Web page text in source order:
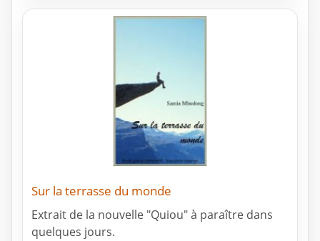
Sur la terrasse du monde
Extrait de la nouvelle "Quiou" à paraître dans
quelques jours.